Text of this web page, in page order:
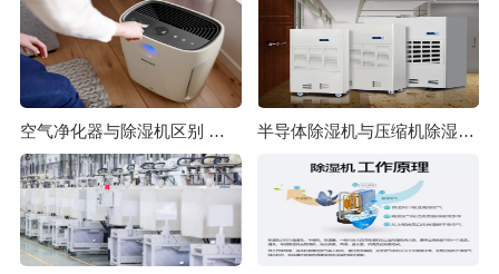
空气净化器与除湿机区别 除湿原理一样吗 半导体除湿机与压缩机除湿机的对比